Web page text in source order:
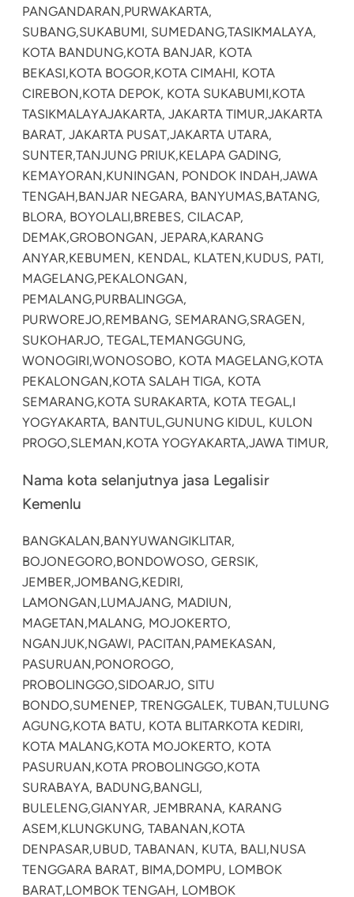
PANGANDARAN,PURWAKARTA,
SUBANG,SUKABUMI, SUMEDANG,TASIKMALAYA,
KOTA BANDUNG,KOTA BANJAR, KOTA
BEKASI,KOTA BOGOR,KOTA CIMAHI, KOTA
CIREBON,KOTA DEPOK, KOTA SUKABUMI,KOTA
TASIKMALAYAJAKARTA, JAKARTA TIMUR,JAKARTA
BARAT, JAKARTA PUSAT,JAKARTA UTARA,
SUNTER,TANJUNG PRIUK,KELAPA GADING,
KEMAYORAN,KUNINGAN, PONDOK INDAH,JAWA
TENGAH,BANJAR NEGARA, BANYUMAS,BATANG,
BLORA, BOYOLALI,BREBES, CILACAP,
DEMAK,GROBONGAN, JEPARA,KARANG
ANYAR,KEBUMEN, KENDAL, KLATEN,KUDUS, PATI,
MAGELANG,PEKALONGAN,
PEMALANG,PURBALINGGA,
PURWOREJO,REMBANG, SEMARANG,SRAGEN,
SUKOHARJO, TEGAL,TEMANGGUNG,
WONOGIRI,WONOSOBO, KOTA MAGELANG,KOTA
PEKALONGAN,KOTA SALAH TIGA, KOTA
SEMARANG,KOTA SURAKARTA, KOTA TEGAL,I
YOGYAKARTA, BANTUL,GUNUNG KIDUL, KULON
PROGO,SLEMAN,KOTA YOGYAKARTA,JAWA TIMUR,
Nama kota selanjutnya jasa Legalisir
Kemenlu
BANGKALAN,BANYUWANGIKLITAR,
BOJONEGORO,BONDOWOSO, GERSIK,
JEMBER,JOMBANG,KEDIRI,
LAMONGAN,LUMAJANG, MADIUN,
MAGETAN,MALANG, MOJOKERTO,
NGANJUK,NGAWI, PACITAN,PAMEKASAN,
PASURUAN,PONOROGO,
PROBOLINGGO,SIDOARJO, SITU
BONDO,SUMENEP, TRENGGALEK, TUBAN,TULUNG
AGUNG,KOTA BATU, KOTA BLITARKOTA KEDIRI,
KOTA MALANG,KOTA MOJOKERTO, KOTA
PASURUAN,KOTA PROBOLINGGO,KOTA
SURABAYA, BADUNG,BANGLI,
BULELENG,GIANYAR, JEMBRANA, KARANG
ASEM,KLUNGKUNG, TABANAN,KOTA
DENPASAR,UBUD, TABANAN, KUTA, BALI,NUSA
TENGGARA BARAT, BIMA,DOMPU, LOMBOK
BARAT,LOMBOK TENGAH, LOMBOK